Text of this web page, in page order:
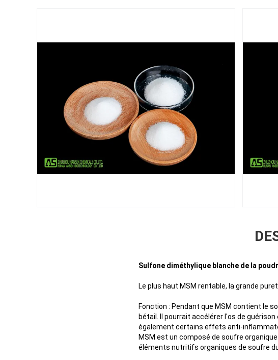
Sulfone diméthylique blanche de la
Le plus haut MSM rentable, la grande
Fonction : Pendant que MSM contient le
bétail. Il pourrait accélérer l'os de
également certains effets anti-
MSM est un composé de soufre
éléments nutritifs organiques de soufre du